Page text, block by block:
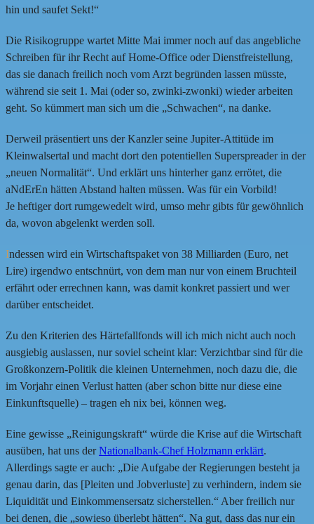
hin und saufet Sekt!“
Die Risikogruppe wartet Mitte Mai immer noch auf das angebliche
Schreiben für ihr Recht auf Home-Office oder Dienstfreistellung,
das sie danach freilich noch vom Arzt begründen lassen müsste,
während sie seit 1. Mai (oder so, zwinki-zwonki) wieder arbeiten
geht. So kümmert man sich um die „Schwachen“, na danke.
Derweil präsentiert uns der Kanzler seine Jupiter-Attitüde im
Kleinwalsertal und macht dort den potentiellen Superspreader in der
„neuen Normalität“. Und erklärt uns hinterher ganz errötet, die
aNdErEn hätten Abstand halten müssen. Was für ein Vorbild!
Je heftiger dort rumgewedelt wird, umso mehr gibts für gewöhnlich
da, wovon abgelenkt werden soll.
Indessen wird ein Wirtschaftspaket von 38 Milliarden (Euro, net
Lire) irgendwo entschnürt, von dem man nur von einem Bruchteil
erfährt oder errechnen kann, was damit konkret passiert und wer
darüber entscheidet.
Zu den Kriterien des Härtefallfonds will ich mich nicht auch noch
ausgiebig auslassen, nur soviel scheint klar: Verzichtbar sind für die
Großkonzern-Politik die kleinen Unternehmen, noch dazu die, die
im Vorjahr einen Verlust hatten (aber schon bitte nur diese eine
Einkunftsquelle) – tragen eh nix bei, können weg.
Eine gewisse „Reinigungskraft“ würde die Krise auf die Wirtschaft
ausüben, hat uns derNationalbank-Chef Holzmann erklärt.
Allerdings sagte er auch: „Die Aufgabe der Regierungen besteht ja
genau darin, das [Pleiten und Jobverluste] zu verhindern, indem sie
Liquidität und Einkommensersatz sicherstellen.“ Aber freilich nur
bei denen, die „sowieso überlebt hätten“. Na gut, dass das nur ein